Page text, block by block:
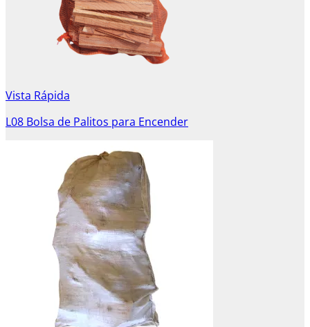
Vista Rápida
L08 Bolsa de Palitos para Encender